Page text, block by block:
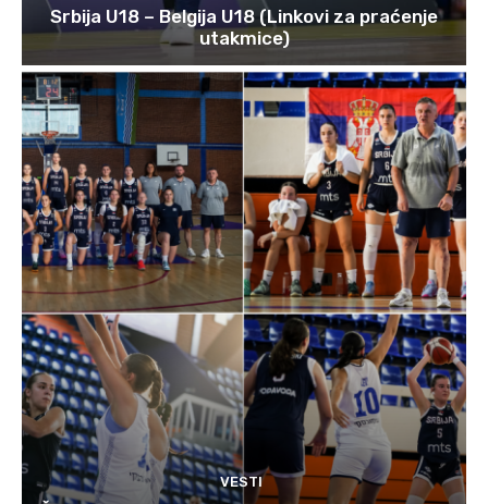
Srbija U18 – Belgija U18 (Linkovi za praćenje
utakmice)
VESTI